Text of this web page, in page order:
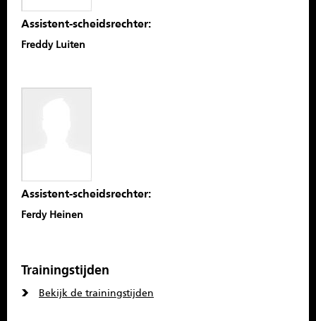
Assistent-scheidsrechter:
Freddy Luiten
Assistent-scheidsrechter:
Ferdy Heinen
Trainingstijden
Bekijk de trainingstijden